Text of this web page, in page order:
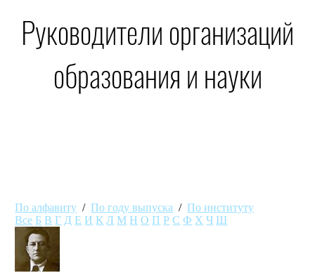
Руководители организаций
образования и науки
По алфавиту /По году выпуска /По институту
Все Б В Г Д Е И К Л М Н О П Р С Ф Х Ч Ш